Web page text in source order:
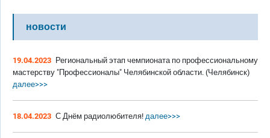
новости
19.04.2023 Региональный этап чемпионата по профессиональному
мастерству "Профессионалы" Челябинской области. (Челябинск)
далее>>>
18.04.2023 С Днём радиолюбителя! далее>>>